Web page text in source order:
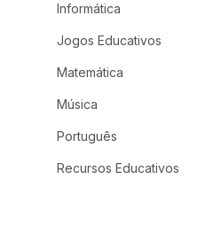
Informática
Jogos Educativos
Matemática
Música
Português
Recursos Educativos